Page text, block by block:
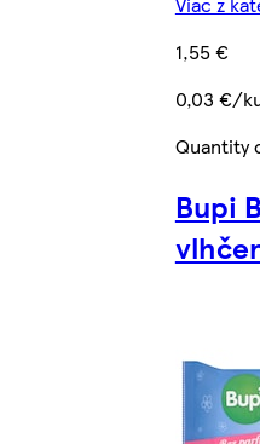
1,55 €
0,03 €/
Quantity
Bupi